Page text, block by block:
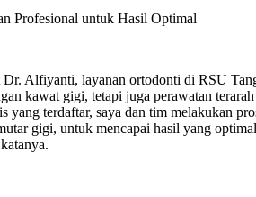
Profesional untuk Hasil Optimal
Alfiyanti, layanan ortodonti di RSU
kawat gigi, tetapi juga perawatan
yang terdaftar, saya dan tim melakukan
gigi, untuk mencapai hasil yang